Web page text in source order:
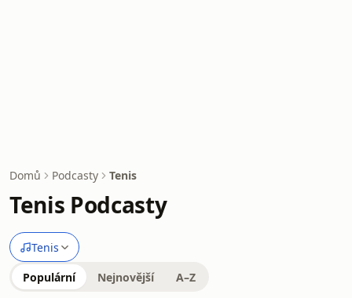
Domů Podcasty Tenis
Tenis Podcasty
Tenis
Populární Nejnovější A–Z